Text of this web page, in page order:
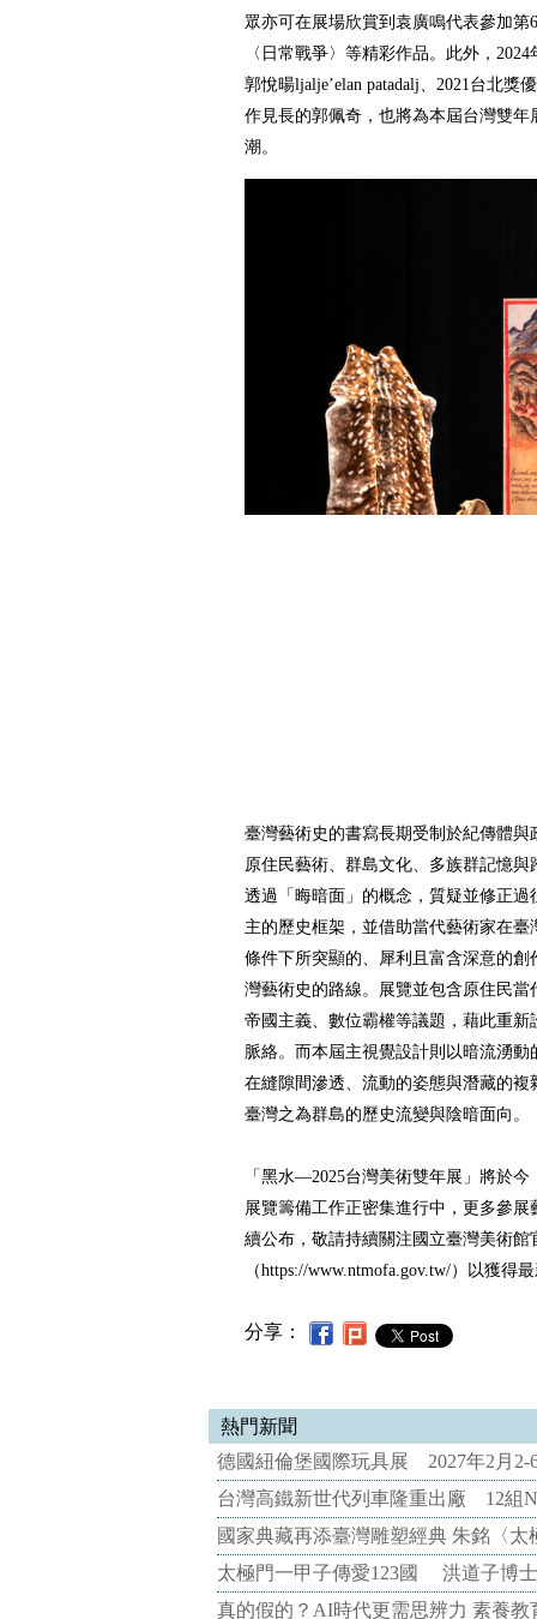
眾亦可在展場欣賞到袁廣鳴代表參加第
〈日常戰爭〉等精彩作品。此外，
郭悅暘ljalje’elan patadalj、2021台北獎
作見長的郭佩奇，也將為本屆台灣雙
潮。
臺灣藝術史的書寫長期受制於紀傳體
原住民藝術、群島文化、多族群記憶
透過「晦暗面」的概念，質疑並修正
主的歷史框架，並借助當代藝術家在
條件下所突顯的、犀利且富含深意的
灣藝術史的路線。展覽並包含原住民
帝國主義、數位霸權等議題，藉此重
脈絡。而本屆主視覺設計則以暗流湧
在縫隙間滲透、流動的姿態與潛藏的
臺灣之為群島的歷史流變與陰暗面向。
「黑水―2025台灣美術雙年展」將於今
展覽籌備工作正密集進行中，更多參
續公布，敬請持續關注國立臺灣美術館
（https://www.ntmofa.gov.tw/）以獲得
分享：
熱門新聞
德國紐倫堡國際玩具展 2027年2月2-
台灣高鐵新世代列車隆重出廠 12組
國家典藏再添臺灣雕塑經典 朱銘〈
太極門一甲子傳愛123國 洪道子博
真的假的？AI時代更需思辨力 素養